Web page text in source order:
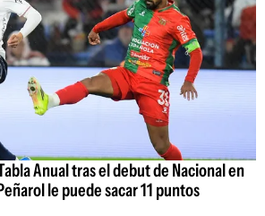
Anual tras el debut de Nacional en
le puede sacar 11 puntos